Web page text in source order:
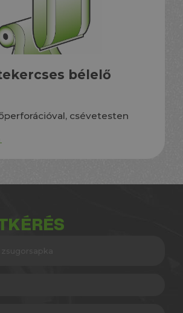
bélelő
csévetesten